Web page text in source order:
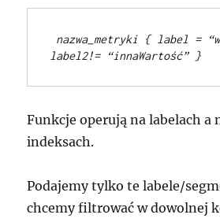
nazwa_metryki { label =
label2!= “innaWartość” }
Funkcje operują na labelach a
indeksach.
Podajemy tylko te labele/
chcemy filtrować w dowolnej